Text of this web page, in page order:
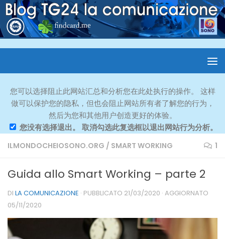
您可以选择阻止此网站汇总和分析您在此处执行的操作。 这样
做可以保护您的隐私，但也会阻止网站所有者了解您的行为，
然后为您和其他用户创造更好的体验。
您没有选择退出。 取消勾选此复选框以退出网站行为分析。
ILMONDOCHEIOSONO.ORG / SMART WORKING 1
Guida allo Smart Working – parte 2
DI LA COMUNICAZIONE · PUBBLICATO 21/03/2020 · AGGIORNATO
05/11/2020